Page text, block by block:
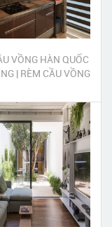
VỒNG HÀN QUỐC
| RÈM CẦU VỒNG